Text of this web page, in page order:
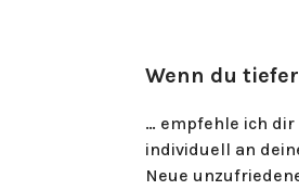
Wenn du
… empfehle ich
individuell an
Neue